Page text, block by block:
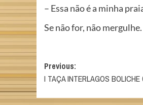
– Essa não é a minha
Se não for, não mergulhe.
Post
navigation
Previous:
I TAÇA INTERLAGOS